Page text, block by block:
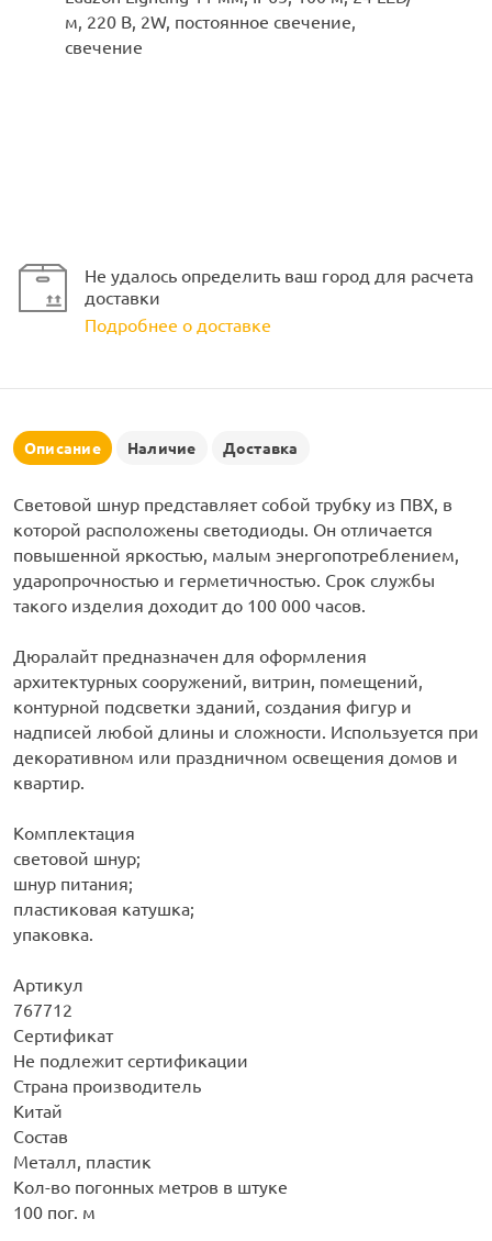
LED
Не удалось определить ваш город для расчета
доставки
Подробнее о доставке
Описание Наличие Доставка
Световой шнур представляет собой трубку из ПВХ, в
которой расположены светодиоды. Он отличается
повышенной яркостью, малым энергопотреблением,
ударопрочностью и герметичностью. Срок службы
такого изделия доходит до 100 000 часов.
Дюралайт предназначен для оформления
архитектурных сооружений, витрин, помещений,
контурной подсветки зданий, создания фигур и
надписей любой длины и сложности. Используется при
декоративном или праздничном освещения домов и
квартир.
Комплектация
световой шнур;
шнур питания;
пластиковая катушка;
упаковка.
Артикул
767712
Сертификат
Не подлежит сертификации
Страна производитель
Китай
Состав
Металл, пластик
Кол-во погонных метров в штуке
100 пог. м